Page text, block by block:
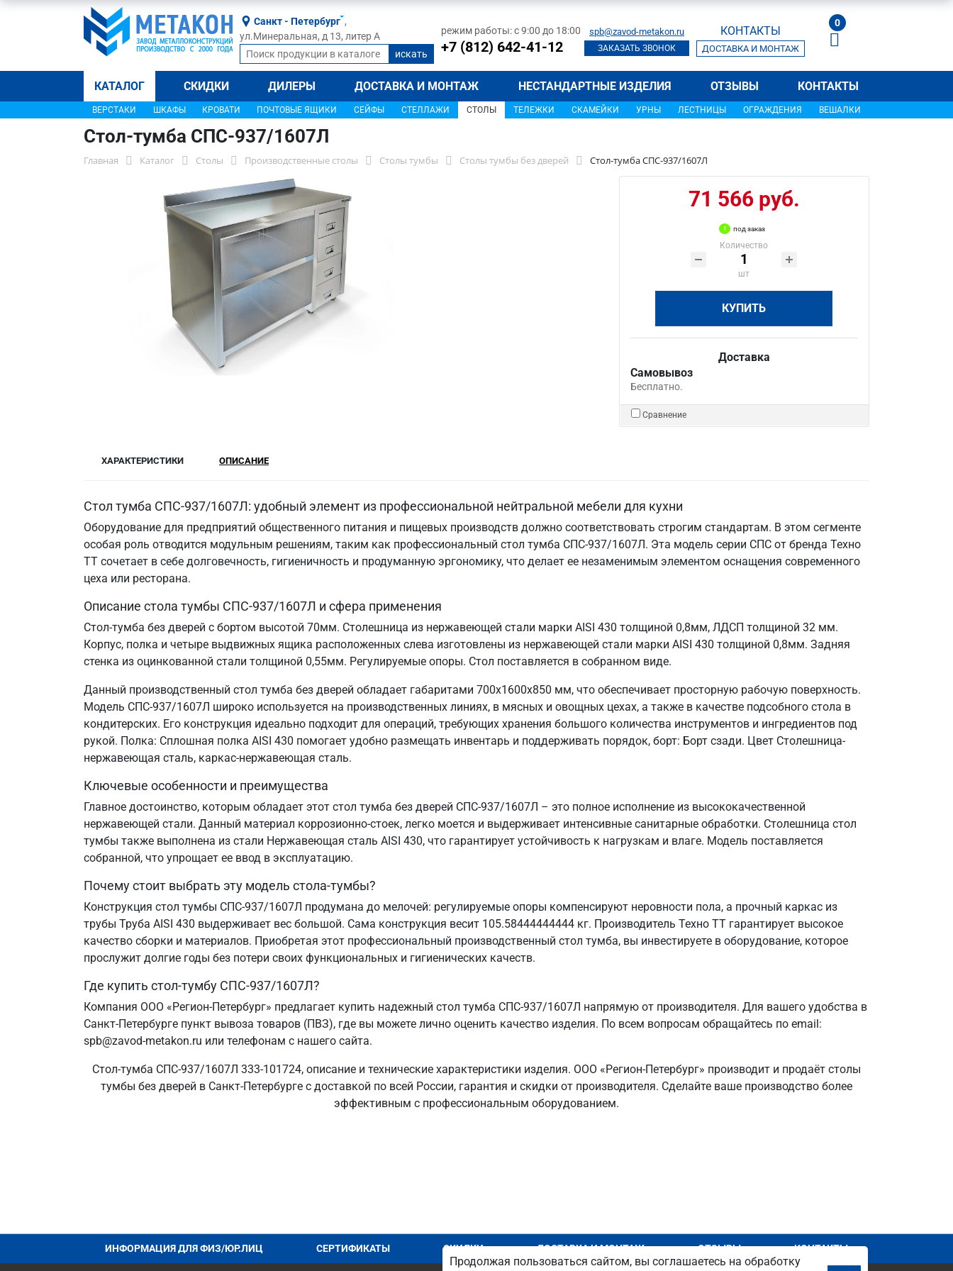
Санкт - Петербург ,
ул.Минеральная, д 13, литер А
режим работы: с 9:00 до 18:00
+7 (812) 642-41-12
spb@zavod-metakon.ru
ЗАКАЗАТЬ ЗВОНОК
КОНТАКТЫ
ДОСТАВКА И МОНТАЖ
0
КАТАЛОГ СКИДКИ ДИЛЕРЫ ДОСТАВКА И МОНТАЖ НЕСТАНДАРТНЫЕ ИЗДЕЛИЯ ОТЗЫВЫ КОНТАКТЫ
ВЕРСТАКИ ШКАФЫ КРОВАТИ ПОЧТОВЫЕ ЯЩИКИ СЕЙФЫ СТЕЛЛАЖИ СТОЛЫ ТЕЛЕЖКИ СКАМЕЙКИ УРНЫ ЛЕСТНИЦЫ ОГРАЖДЕНИЯ ВЕШАЛКИ
Стол-тумба СПС-937/1607Л
Главная Каталог Столы Производственные столы Столы тумбы Столы тумбы без дверей Стол-тумба СПС-937/1607Л
71 566 руб.
под заказ
Количество
шт
КУПИТЬ
Доставка
Самовывоз
Бесплатно.
Сравнение
ХАРАКТЕРИСТИКИ ОПИСАНИЕ
Стол тумба СПС-937/1607Л: удобный элемент из профессиональной нейтральной мебели для кухни
Оборудование для предприятий общественного питания и пищевых производств должно соответствовать строгим стандартам. В этом сегменте
особая роль отводится модульным решениям, таким как профессиональный стол тумба СПС-937/1607Л. Эта модель серии СПС от бренда Техно
ТТ сочетает в себе долговечность, гигиеничность и продуманную эргономику, что делает ее незаменимым элементом оснащения современного
цеха или ресторана.
Описание стола тумбы СПС-937/1607Л и сфера применения
Стол-тумба без дверей с бортом высотой 70мм. Столешница из нержавеющей стали марки AISI 430 толщиной 0,8мм, ЛДСП толщиной 32 мм.
Корпус, полка и четыре выдвижных ящика расположенных слева изготовлены из нержавеющей стали марки AISI 430 толщиной 0,8мм. Задняя
стенка из оцинкованной стали толщиной 0,55мм. Регулируемые опоры. Стол поставляется в собранном виде.
Данный производственный стол тумба без дверей обладает габаритами 700х1600х850 мм, что обеспечивает просторную рабочую поверхность.
Модель СПС-937/1607Л широко используется на производственных линиях, в мясных и овощных цехах, а также в качестве подсобного стола в
кондитерских. Его конструкция идеально подходит для операций, требующих хранения большого количества инструментов и ингредиентов под
рукой. Полка: Сплошная полка AISI 430 помогает удобно размещать инвентарь и поддерживать порядок, борт: Борт сзади. Цвет Столешница-
нержавеющая сталь, каркас-нержавеющая сталь.
Ключевые особенности и преимущества
Главное достоинство, которым обладает этот стол тумба без дверей СПС-937/1607Л – это полное исполнение из высококачественной
нержавеющей стали. Данный материал коррозионно-стоек, легко моется и выдерживает интенсивные санитарные обработки. Столешница стол
тумбы также выполнена из стали Нержавеющая сталь AISI 430, что гарантирует устойчивость к нагрузкам и влаге. Модель поставляется
собранной, что упрощает ее ввод в эксплуатацию.
Почему стоит выбрать эту модель стола-тумбы?
Конструкция стол тумбы СПС-937/1607Л продумана до мелочей: регулируемые опоры компенсируют неровности пола, а прочный каркас из
трубы Труба AISI 430 выдерживает вес большой. Сама конструкция весит 105.58444444444 кг. Производитель Техно ТТ гарантирует высокое
качество сборки и материалов. Приобретая этот профессиональный производственный стол тумба, вы инвестируете в оборудование, которое
прослужит долгие годы без потери своих функциональных и гигиенических качеств.
Где купить стол-тумбу СПС-937/1607Л?
Компания ООО «Регион-Петербург» предлагает купить надежный стол тумба СПС-937/1607Л напрямую от производителя. Для вашего удобства в
Санкт‑Петербурге пункт вывоза товаров (ПВЗ), где вы можете лично оценить качество изделия. По всем вопросам обращайтесь по email:
spb@zavod-metakon.ru или телефонам с нашего сайта.
Стол-тумба СПС-937/1607Л 333-101724, описание и технические характеристики изделия. ООО «Регион-Петербург» производит и продаёт столы
тумбы без дверей в Санкт‑Петербурге с доставкой по всей России, гарантия и скидки от производителя. Сделайте ваше производство более
эффективным с профессиональным оборудованием.
ИНФОРМАЦИЯ ДЛЯ ФИЗ/ЮР.ЛИЦ СЕРТИФИКАТЫ СКИДКИ ДОСТАВКА И МОНТАЖ ОТЗЫВЫ КОНТАКТЫ
Продолжая пользоваться сайтом, вы соглашаетесь на обработку